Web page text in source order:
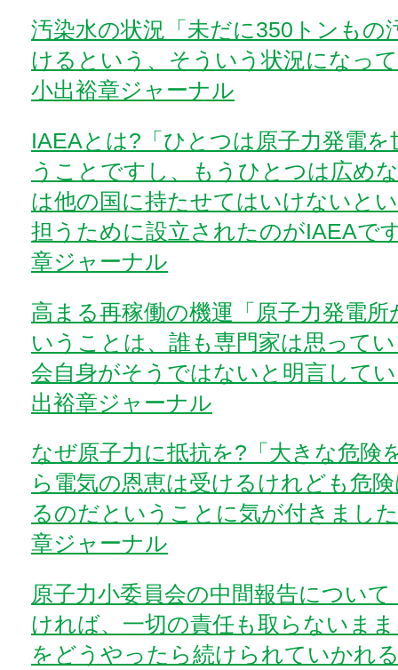
汚染水の状況「未だに350トンもの
けるという、そういう状況になっ
小出裕章ジャーナル
IAEAとは?「ひとつは原子力発電
うことですし、もうひとつは広め
は他の国に持たせてはいけないと
担うために設立されたのがIAEAで
章ジャーナル
高まる再稼働の機運「原子力発電
いうことは、誰も専門家は思って
会自身がそうではないと明言して
出裕章ジャーナル
なぜ原子力に抵抗を?「大きな危険
ら電気の恩恵は受けるけれども危
るのだということに気が付きまし
章ジャーナル
原子力小委員会の中間報告につい
ければ、一切の責任も取らないま
をどうやったら続けられていかれ